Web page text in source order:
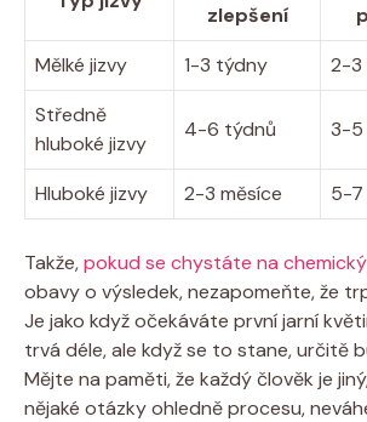
zlepšení
Mělké jizvy
1-3 týdny
2-3
Středně
hluboké jizvy
4-6 týdnů 3-5
Hluboké jizvy 2-3 měsíce 5-7
Takže,pokud se chystáte na
obavy o výsledek, nezapomeňte, že
Je jako když očekáváte první jarní
trvá déle, ale když se to stane, určitě
Mějte na paměti, že každý člověk je
nějaké otázky ohledně procesu,